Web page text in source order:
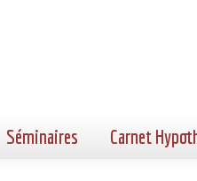
Séminaires Carnet